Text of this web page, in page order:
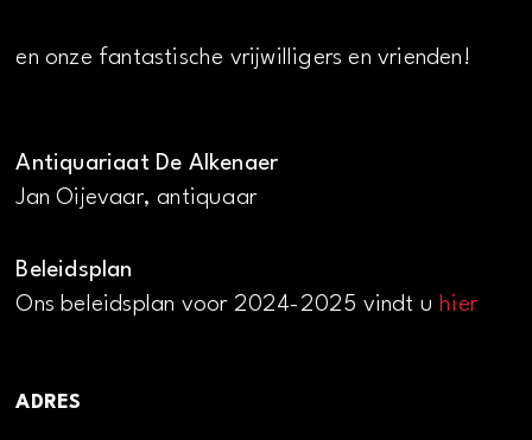
en onze fantastische vrijwilligers en vrienden!
Antiquariaat De Alkenaer
Jan Oijevaar, antiquaar
Beleidsplan
Ons beleidsplan voor 2024-2025 vindt u hier
ADRES